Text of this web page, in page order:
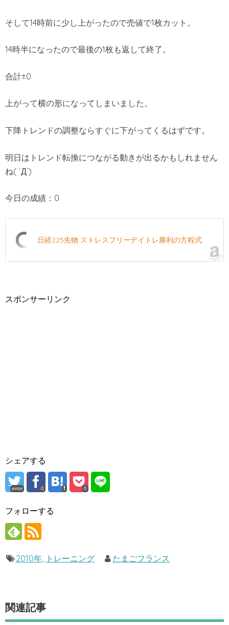
そして14時前に少し上がったので売値で1枚カット。
14時半になったので最後の1枚も返して終了。
合計±0
上がって横の形になってしまいました。
下降トレンドの調整ならすぐに下がってくるはずです。
明日はトレンド転換につながる動きが出るかもしれません
ね( ´Д`)
今日の成績：0
日経225先物 ストレスフリーデイトレ勝利の方程式
スポンサーリンク
シェアする
error 0 0
フォローする
2010年, トレーニング たまごフランス
関連記事